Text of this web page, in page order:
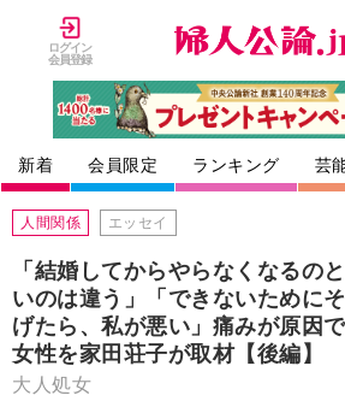
ログイン
会員登録
新着 会員限定 ランキング 芸
人間関係 エッセイ
「結婚してからやらなくなるの
いのは違う」「できないために
げたら、私が悪い」痛みが原因
女性を家田荘子が取材【後編】
大人処女